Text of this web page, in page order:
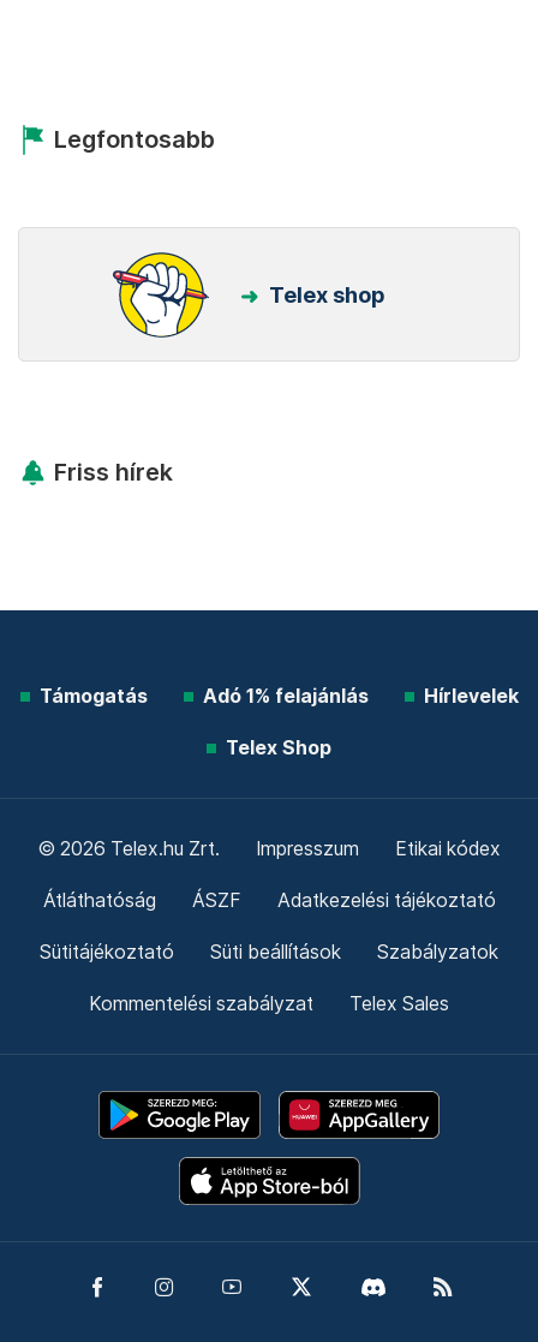
Legfontosabb
Telex shop
Friss hírek
Támogatás Adó 1% felajánlás Hírlevelek
Telex Shop
© 2026 Telex.hu Zrt. Impresszum Etikai kódex
Átláthatóság ÁSZF Adatkezelési tájékoztató
Sütitájékoztató Süti beállítások Szabályzatok
Kommentelési szabályzat Telex Sales